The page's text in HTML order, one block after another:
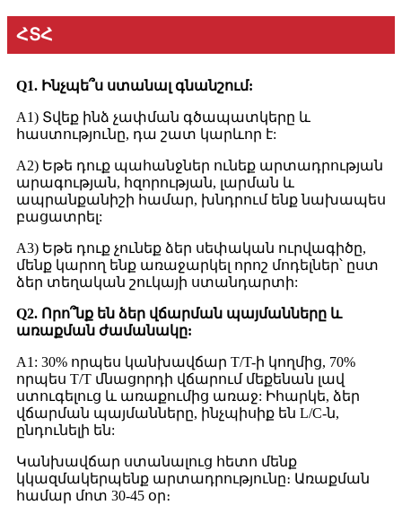
ՀՏՀ
Q1. Ինչպե՞ս ստանալ գնանշում:
A1) Տվեք ինձ չափման գծապատկերը և
հաստությունը, դա շատ կարևոր է:
A2) Եթե դուք պահանջներ ունեք արտադրության
արագության, հզորության, լարման և
ապրանքանիշի համար, խնդրում ենք նախապես
բացատրել:
A3) Եթե դուք չունեք ձեր սեփական ուրվագիծը,
մենք կարող ենք առաջարկել որոշ մոդելներ՝ ըստ
ձեր տեղական շուկայի ստանդարտի:
Q2. Որո՞նք են ձեր վճարման պայմանները և
առաքման ժամանակը:
A1: 30% որպես կանխավճար T/T-ի կողմից, 70%
որպես T/T մնացորդի վճարում մեքենան լավ
ստուգելուց և առաքումից առաջ: Իհարկե, ձեր
վճարման պայմանները, ինչպիսիք են L/C-ն,
ընդունելի են:
Կանխավճար ստանալուց հետո մենք
կկազմակերպենք արտադրությունը։ Առաքման
համար մոտ 30-45 օր։